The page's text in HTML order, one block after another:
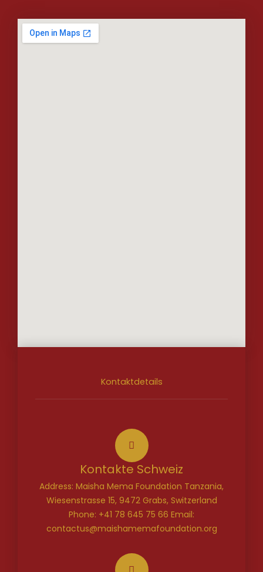
Kontaktdetails
Kontakte Schweiz
Address: Maisha Mema Foundation Tanzania,
Wiesenstrasse 15, 9472 Grabs, Switzerland
Phone: +41 78 645 75 66 Email:
contactus@maishamemafoundation.org